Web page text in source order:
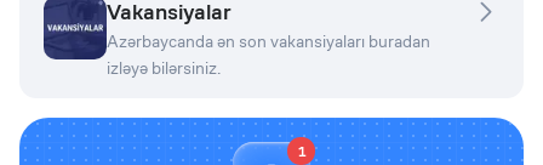
Vakansiyalar
Azərbaycanda ən son vakansiyaları buradan
izləyə bilərsiniz.
1